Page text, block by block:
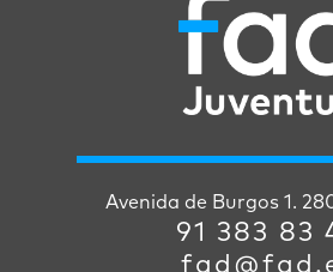
Avenida de Burgos 1.
91 383 83